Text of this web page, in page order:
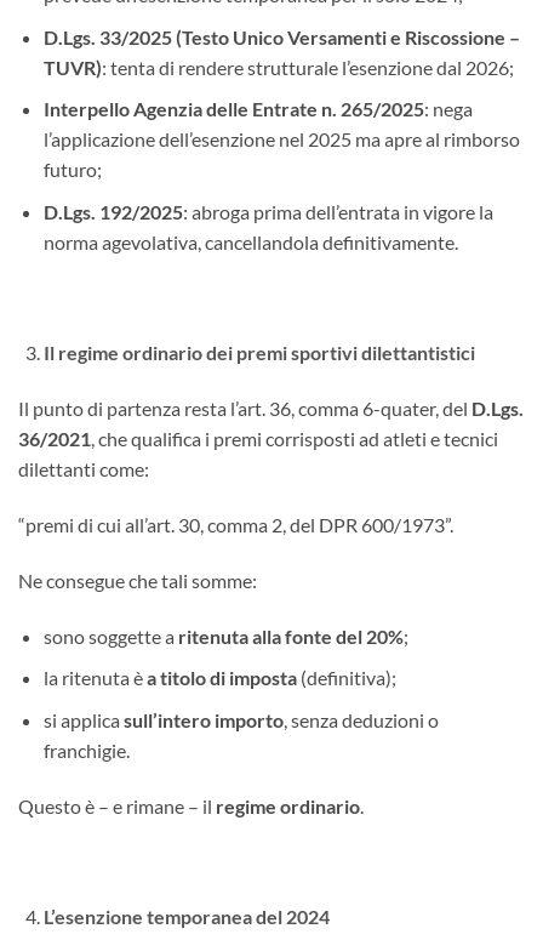
D.Lgs. 33/2025 (Testo Unico Versamenti e Riscossione –
TUVR): tenta di rendere strutturale l’esenzione dal 2026;
Interpello Agenzia delle Entrate n. 265/2025: nega
l’applicazione dell’esenzione nel 2025 ma apre al rimborso
futuro;
D.Lgs. 192/2025: abroga prima dell’entrata in vigore la
norma agevolativa, cancellandola definitivamente.
Il regime ordinario dei premi sportivi dilettantistici
Il punto di partenza resta l’art. 36, comma 6-quater, del D.Lgs.
36/2021, che qualifica i premi corrisposti ad atleti e tecnici
dilettanti come:
“premi di cui all’art. 30, comma 2, del DPR 600/1973”.
Ne consegue che tali somme:
sono soggette a ritenuta alla fonte del 20%;
la ritenuta èa titolo di imposta(definitiva);
si applica sull’intero importo, senza deduzioni o
franchigie.
Questo è – e rimane – il regime ordinario
L’esenzione temporanea del 2024